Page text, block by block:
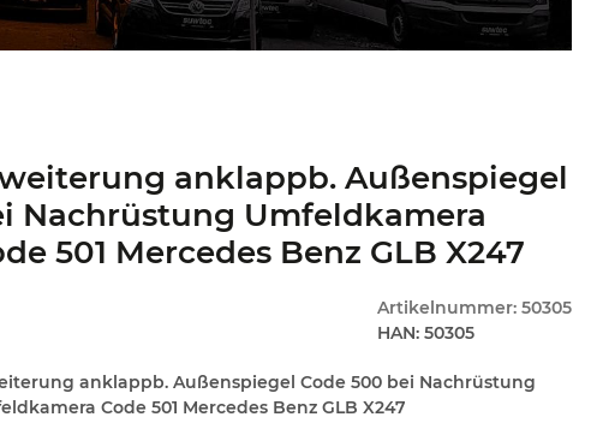
anklappb. Außenspiegel
Nachrüstung Umfeldkamera
501 Mercedes Benz GLB X247
Artikelnummer: 50305
HAN: 50305
anklappb. Außenspiegel Code 500 bei Nachrüstung
Code 501 Mercedes Benz GLB X247